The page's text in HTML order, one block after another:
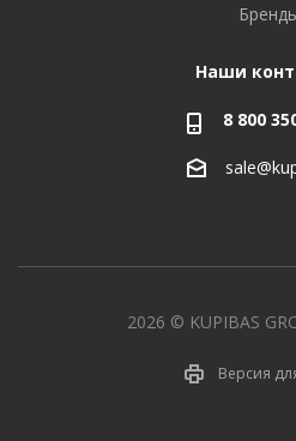
Наши
8 800
2026 © KUPIBAS
Версия